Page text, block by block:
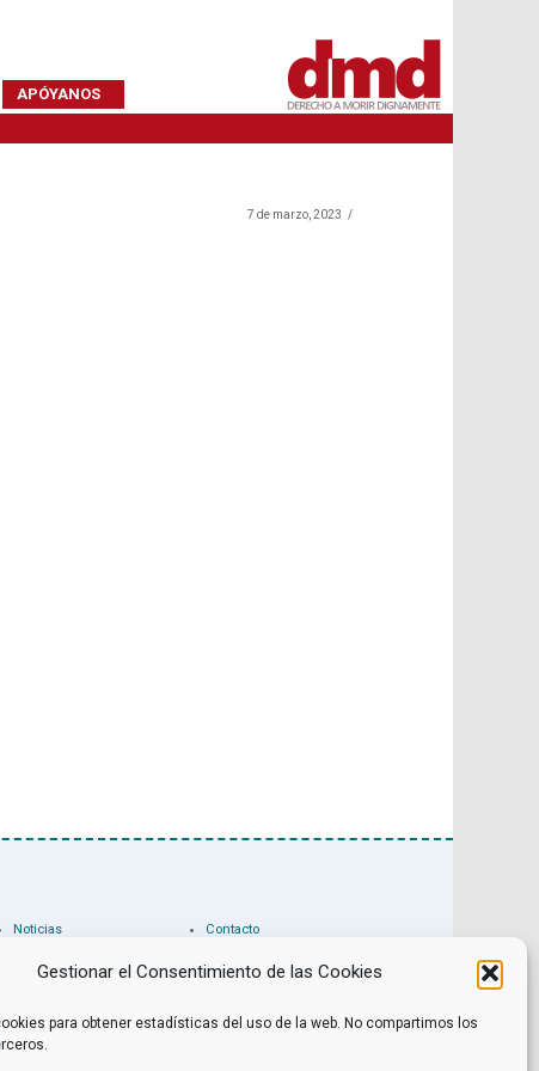
Gestionar el Consentimiento de las Cookies
para obtener estadísticas del uso de la web. No compartimos los
APÓYANOS
7 de marzo, 2023
Noticias
Archivo
Libros recomendados
Contacto
Política de privacidad
Facebook